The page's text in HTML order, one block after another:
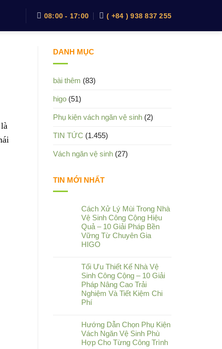
08:00 - 17:00 ( +84 ) 938 837 255
DANH MỤC
bài thêm (83)
higo (51)
Phụ kiện vách ngăn vệ sinh (2)
TIN TỨC (1.455)
Vách ngăn vệ sinh (27)
TIN MỚI NHẤT
Cách Xử Lý Mùi Trong Nhà
Vệ Sinh Công Cộng Hiệu
Quả – 10 Giải Pháp Bền
Vững Từ Chuyên Gia
HIGO
Tối Ưu Thiết Kế Nhà Vệ
Sinh Công Cộng – 10 Giải
Pháp Nâng Cao Trải
Nghiệm Và Tiết Kiệm Chi
Phí
Hướng Dẫn Chọn Phụ Kiện
Vách Ngăn Vệ Sinh Phù
Hợp Cho Từng Công Trình